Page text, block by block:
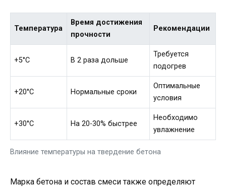
Влияние температуры на твердение бетона
Температура
Время достижения
прочности
Рекомендации
+5°C В 2 раза дольше
Требуется
подогрев
+20°C Нормальные сроки
Оптимальные
условия
+30°C На 20-30% быстрее
Необходимо
увлажнение
Марка бетона и состав смеси также определяют